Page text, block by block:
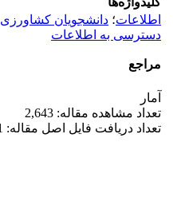
اطلاعات؛ دانشجویان کشاورزی
دسترسی به اطلاعات
مراجع
آمار
تعداد مشاهده مقاله: 2,643
تعداد دریافت فایل اصل مقاله: 1,271